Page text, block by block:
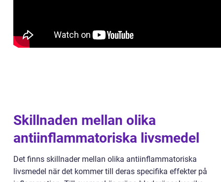
Skillnaden mellan olika
antiinflammatoriska livsmedel
Det finns skillnader mellan olika antiinflammatoriska
livsmedel när det kommer till deras specifika effekter på